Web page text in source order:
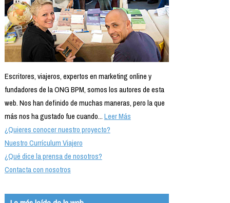
Escritores, viajeros, expertos en marketing online y
fundadores de la ONG BPM, somos los autores de esta
web. Nos han definido de muchas maneras, pero la que
más nos ha gustado fue cuando...Leer Más
¿Quieres conocer nuestro proyecto?
Nuestro Currículum Viajero
¿Qué dice la prensa de nosotros?
Contacta con nosotros